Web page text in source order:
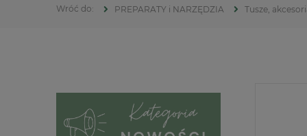
PREPARATY i NARZĘDZIA Tusze,